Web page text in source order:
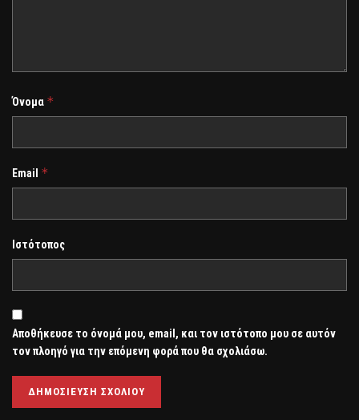
Όνομα *
Email *
Ιστότοπος
Αποθήκευσε το όνομά μου, email, και τον ιστότοπο μου σε αυτόν
τον πλοηγό για την επόμενη φορά που θα σχολιάσω.